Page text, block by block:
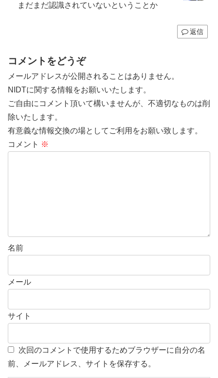
まだまだ認識されていないということか
返信
コメントをどうぞ
メールアドレスが公開されることはありません。
NIDTに関する情報をお願いいたします。
ご自由にコメント頂いて構いませんが、不適切なものは削
除いたします。
有意義な情報交換の場としてご利用をお願い致します。
コメント ※
名前
メール
サイト
次回のコメントで使用するためブラウザーに自分の名
前、メールアドレス、サイトを保存する。